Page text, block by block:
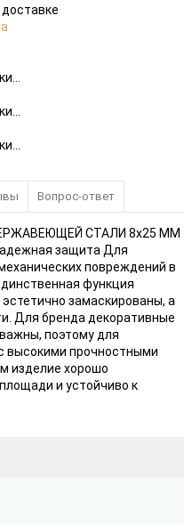
Вопрос-ответ
СТАЛИ 8x25 ММ
защита Для
повреждений в
функция
замаскированы, а
Для бренда декоративные
поэтому для
высокими прочностными
изделие хорошо
и устойчиво к